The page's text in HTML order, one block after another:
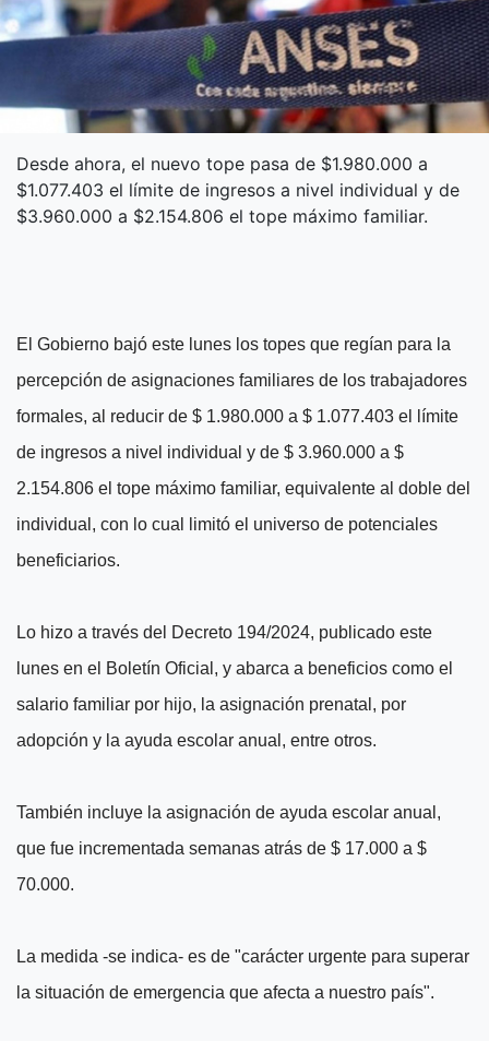
Desde ahora, el nuevo tope pasa de $1.980.000 a
$1.077.403 el límite de ingresos a nivel individual y de
$3.960.000 a $2.154.806 el tope máximo familiar.
El Gobierno bajó este lunes los topes que regían para la
percepción de asignaciones familiares de los trabajadores
formales, al reducir de $ 1.980.000 a $ 1.077.403 el límite
de ingresos a nivel individual y de $ 3.960.000 a $
2.154.806 el tope máximo familiar, equivalente al doble del
individual, con lo cual limitó el universo de potenciales
beneficiarios.
Lo hizo a través del Decreto 194/2024, publicado este
lunes en el Boletín Oficial, y abarca a beneficios como el
salario familiar por hijo, la asignación prenatal, por
adopción y la ayuda escolar anual, entre otros.
También incluye la asignación de ayuda escolar anual,
que fue incrementada semanas atrás de $ 17.000 a $
70.000.
La medida -se indica- es de "carácter urgente para superar
la situación de emergencia que afecta a nuestro país".